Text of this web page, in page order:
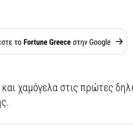
και χαμόγελα στις πρώτες